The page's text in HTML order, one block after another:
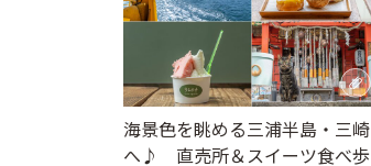
海景色を眺める三浦半島・三崎
へ♪ 直売所＆スイーツ食べ歩